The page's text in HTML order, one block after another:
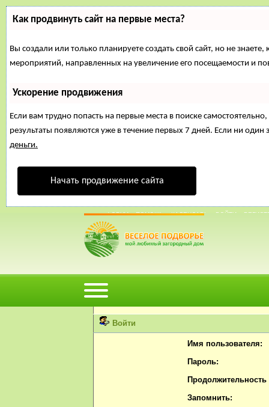
Как продвинуть сайт на первые места?
Вы создали или только планируете создать свой сайт, но не
мероприятий, направленных на увеличение его посещаемости и
Ускорение продвижения
Если вам трудно попасть на первые места в поиске
результаты появляются уже в течение первых 7 дней. Если ни один
деньги.
Начать продвижение сайта
02 Июнь, 2015, 03:29:30
ФОРУМ ПОМОЩЬ КАЛЕНДАРЬ ВОЙТИ
Внимание!
Вы не можете просматривать профили
Пожалуйста, войдите или
Войти
Имя пользователя:
Пароль:
Продолжительность
Запомнить: